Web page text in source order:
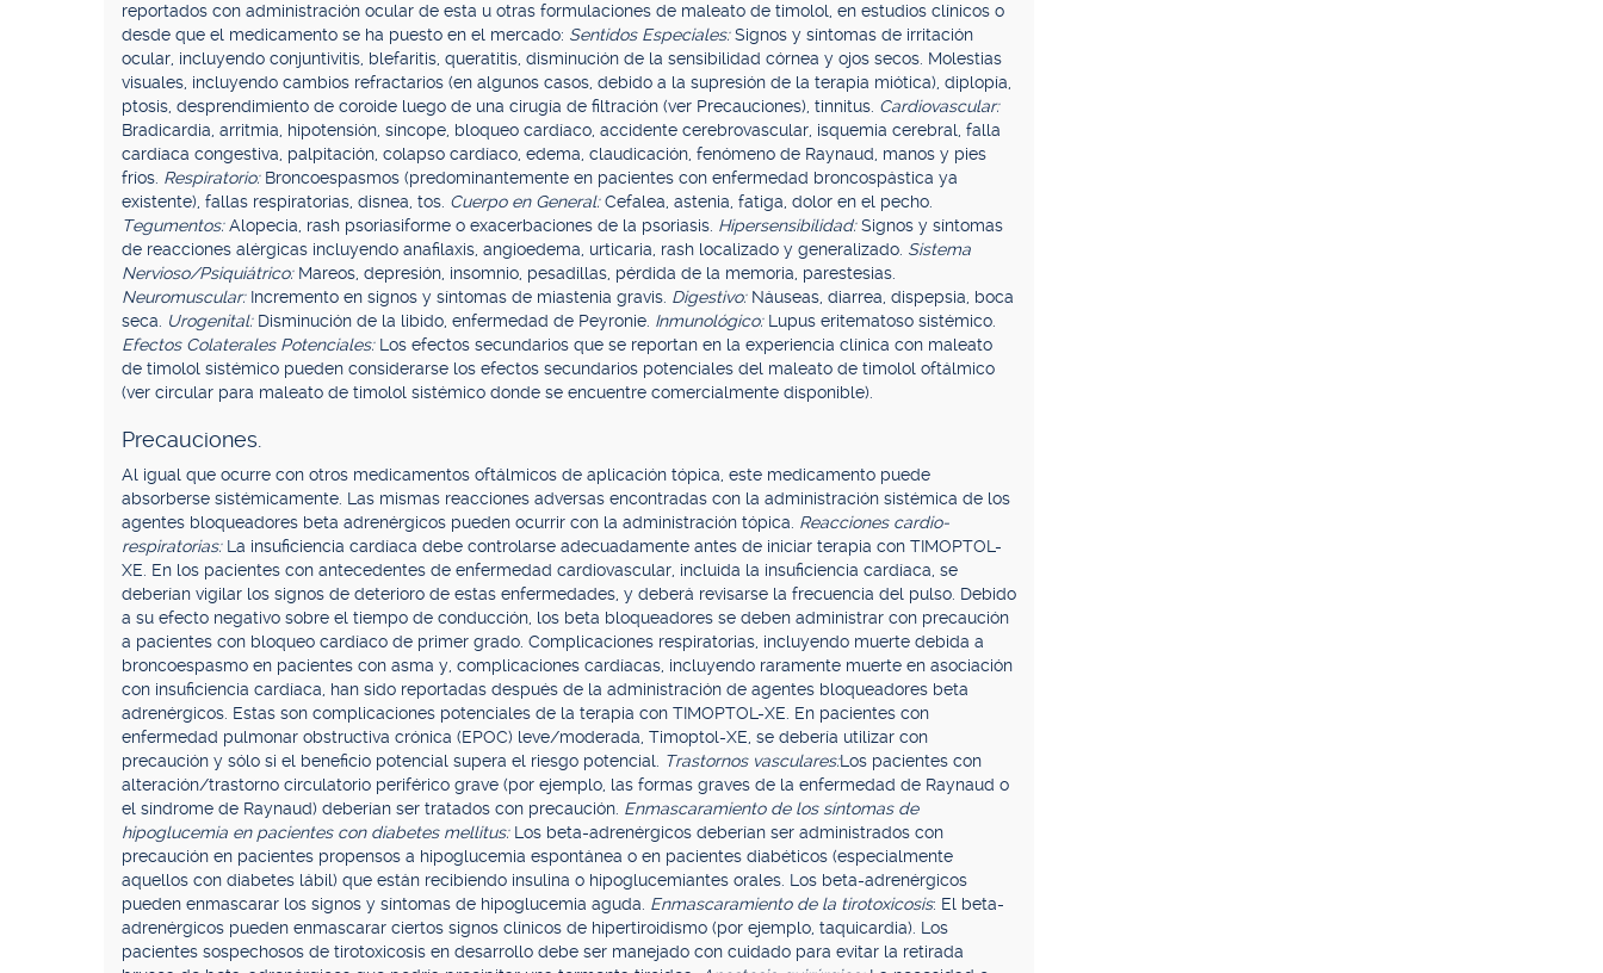
reportados con administración ocular de esta u otras formulaciones de maleato de timolol, en estudios clínicos o
desde que el medicamento se ha puesto en el mercado: Sentidos Especiales:Signos y síntomas de irritación
ocular, incluyendo conjuntivitis, blefaritis, queratitis, disminución de la sensibilidad córnea y ojos secos. Molestias
visuales, incluyendo cambios refractarios (en algunos casos, debido a la supresión de la terapia miótica), diplopía,
ptosis, desprendimiento de coroide luego de una cirugía de filtración (ver Precauciones), tinnitus. Cardiovascular:
Bradicardia, arritmia, hipotensión, síncope, bloqueo cardíaco, accidente cerebrovascular, isquemia cerebral, falla
cardíaca congestiva, palpitación, colapso cardíaco, edema, claudicación, fenómeno de Raynaud, manos y pies
fríos. Respiratorio: Broncoespasmos (predominantemente en pacientes con enfermedad broncospástica ya
existente), fallas respiratorias, disnea, tos. Cuerpo en General:Cefalea, astenia, fatiga, dolor en el pecho.
Tegumentos:Alopecia, rash psoriasiforme o exacerbaciones de la psoriasis. Hipersensibilidad:Signos y síntomas
de reacciones alérgicas incluyendo anafilaxis, angioedema, urticaria, rash localizado y generalizado. Sistema
Nervioso/Psiquiátrico: Mareos, depresión, insomnio, pesadillas, pérdida de la memoria, parestesias.
Neuromuscular: Incremento en signos y síntomas de miastenia gravis. Digestivo: Náuseas, diarrea, dispepsia, boca
seca.
Urogenital: Disminución de la libido, enfermedad de Peyronie. Inmunológico: Lupus eritematoso sistémico.
Efectos Colaterales Potenciales: Los efectos secundarios que se reportan en la experiencia clínica con maleato
de timolol sistémico pueden considerarse los efectos secundarios potenciales del maleato de timolol oftálmico
(ver circular para maleato de timolol sistémico donde se encuentre comercialmente disponible).
Precauciones.
Al igual que ocurre con otros medicamentos oftálmicos de aplicación tópica, este medicamento puede
absorberse sistémicamente. Las mismas reacciones adversas encontradas con la administración sistémica de los
agentes bloqueadores beta adrenérgicos pueden ocurrir con la administración tópica. Reacciones cardio-
respiratorias: La insuficiencia cardíaca debe controlarse adecuadamente antes de iniciar terapia con TIMOPTOL-
XE. En los pacientes con antecedentes de enfermedad cardiovascular, incluida la insuficiencia cardíaca, se
deberían vigilar los signos de deterioro de estas enfermedades, y deberá revisarse la frecuencia del pulso. Debido
a su efecto negativo sobre el tiempo de conducción, los beta bloqueadores se deben administrar con precaución
a pacientes con bloqueo cardíaco de primer grado. Complicaciones respiratorias, incluyendo muerte debida a
broncoespasmo en pacientes con asma y, complicaciones cardíacas, incluyendo raramente muerte en asociación
con insuficiencia cardíaca, han sido reportadas después de la administración de agentes bloqueadores beta
adrenérgicos. Estas son complicaciones potenciales de la terapia con TIMOPTOL-XE. En pacientes con
enfermedad pulmonar obstructiva crónica (EPOC) leve/moderada, Timoptol-XE, se debería utilizar con
precaución y sólo si el beneficio potencial supera el riesgo potencial.
Trastornos vasculares:Los pacientes con
alteración/trastorno circulatorio periférico grave (por ejemplo, las formas graves de la enfermedad de Raynaud o
el síndrome de Raynaud) deberían ser tratados con precaución. Enmascaramiento de los síntomas de
hipoglucemia en pacientes con diabetes mellitus: Los beta-adrenérgicos deberían ser administrados con
precaución en pacientes propensos a hipoglucemia espontánea o en pacientes diabéticos (especialmente
aquellos con diabetes lábil) que están recibiendo insulina o hipoglucemiantes orales. Los beta-adrenérgicos
pueden enmascarar los signos y síntomas de hipoglucemia aguda. Enmascaramiento de la tirotoxicosis: El beta-
adrenérgicos pueden enmascarar ciertos signos clínicos de hipertiroidismo (por ejemplo, taquicardia). Los
pacientes sospechosos de tirotoxicosis en desarrollo debe ser manejado con cuidado para evitar la retirada